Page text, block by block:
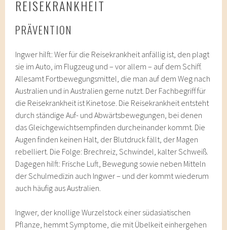
REISEKRANKHEIT
PRÄVENTION
Ingwer hilft: Wer für die Reisekrankheit anfällig ist, den plagt
sie im Auto, im Flugzeug und – vor allem – auf dem Schiff.
Allesamt Fortbewegungsmittel, die man auf dem Weg nach
Australien und in Australien gerne nutzt. Der Fachbegriff für
die Reisekrankheit ist Kinetose. Die Reisekrankheit entsteht
durch ständige Auf- und Abwärtsbewegungen, bei denen
das Gleichgewichtsempfinden durcheinander kommt. Die
Augen finden keinen Halt, der Blutdruck fällt, der Magen
rebelliert. Die Folge: Brechreiz, Schwindel, kalter Schweiß.
Dagegen hilft: Frische Luft, Bewegung sowie neben Mitteln
der Schulmedizin auch Ingwer – und der kommt wiederum
auch häufig aus Australien.
Ingwer, der knollige Wurzelstock einer südasiatischen
Pflanze, hemmt Symptome, die mit Übelkeit einhergehen